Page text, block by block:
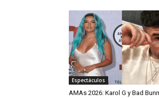
Espectáculos
AMAs 2026: Karol G y Bad